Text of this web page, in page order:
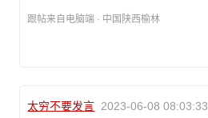
跟帖来自电脑端 · 中国陕西榆林
太穷不要发言 2023-06-08 08:03:33